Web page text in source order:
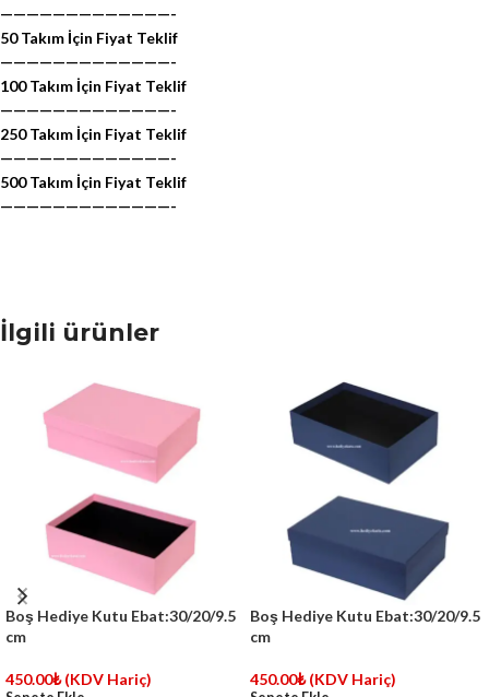
—————————————-
50 Takım İçin Fiyat Teklif
—————————————-
100 Takım İçin Fiyat Teklif
—————————————-
250 Takım İçin Fiyat Teklif
—————————————-
500 Takım İçin Fiyat Teklif
—————————————-
İlgili ürünler
Boş Hediye Kutu Ebat:30/20/9.5
cm
450.00₺ (KDV Hariç)
Boş Hediye Kutu Ebat:30/20/9.5
cm
450.00₺ (KDV Hariç)